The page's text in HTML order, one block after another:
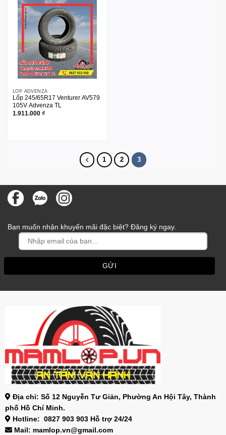
LỐP ADVENZA
Lốp 245/65R17 Venturer AV579
105V Advenza TL
1.911.000 ₫
1 2 3
Bạn muốn nhận khuyến mãi đặc biệt? Đăng ký ngay.
Địa chỉ: Số 12 Nguyễn Tư Giản, Phường An Hội Tây, Thành
phố Hồ Chí Minh.
Hotline: 0827 903 903 Hỗ trợ 24/24
Mail: mamlop.vn@gmail.com